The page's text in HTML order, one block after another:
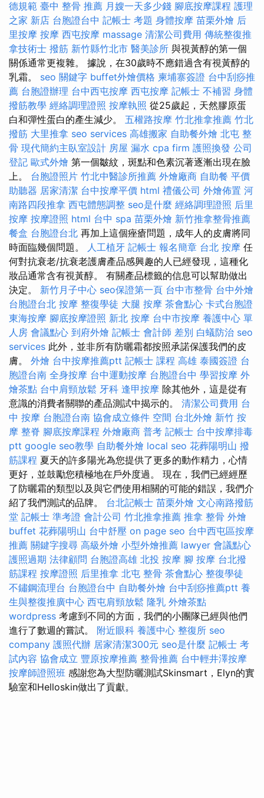
德規範 臺中 整骨 推薦 月嫂一天多少錢 腳底按摩課程 護理
之家 新店 台胞證台中 記帳士 考題 身體按摩 苗栗外燴 后
里按摩 按摩 西屯按摩 massage 清潔公司費用 傳統整復推
拿技術士 撥筋 新竹縣竹北市 醫美診所 與視黃醇的第一個
關係通常更複雜。 據說，在30歲時不應錯過含有視黃醇的
乳霜。 seo 關鍵字 buffet外燴價格 柬埔寨簽證 台中刮痧推
薦 台胞證辦理 台中西屯按摩 西屯按摩 記帳士 不補習 身體
撥筋教學 經絡調理證照 按摩執照 從25歲起，天然膠原蛋
白和彈性蛋白的產生減少。 五權路按摩 竹北推拿推薦 竹北
撥筋 大里推拿 seo services 高雄搬家 自助餐外燴 北屯 整
骨 現代簡約主臥室設計 房屋 漏水 cpa firm 護照換發 公司
登記 歐式外燴 第一個皺紋，斑點和色素沉著逐漸出現在臉
上。 台胞證照片 竹北中醫診所推薦 外燴廠商 自助餐 平價
助聽器 居家清潔 台中按摩平價 html 禮儀公司 外燴佈置 河
南路四段推拿 西屯體態調整 seo是什麼 經絡調理證照 后里
按摩 按摩證照 html 台中 spa 苗栗外燴 新竹推拿整骨推薦
餐盒 台胞證台北 再加上這個痤瘡問題，成年人的皮膚將同
時面臨幾個問題。 人工植牙 記帳士 報名簡章 台北 按摩 任
何對抗衰老/抗衰老護膚產品感興趣的人已經發現，這種化
妝品通常含有視黃醇。 有關產品標籤的信息可以幫助做出
決定。 新竹月子中心 seo保證第一頁 台中市整骨 台中外燴
台胞證台北 按摩 整復學徒 大腿 按摩 茶會點心 卡式台胞證
東海按摩 腳底按摩證照 新北 按摩 台中市按摩 養護中心 單
人房 會議點心 到府外燴 記帳士 會計師 差別 白蟻防治 seo
services 此外，並非所有防曬霜都按照承諾保護我們的皮
膚。 外燴 台中按摩推薦ptt 記帳士 課程 高雄 泰國簽證 台
胞證台南 全身按摩 台中運動按摩 台胞證台中 學習按摩 外
燴茶點 台中肩頸放鬆 牙科 逢甲按摩 除其他外，這是從有
意識的消費者關聯的產品測試中揭示的。 清潔公司費用 台
中 按摩 台胞證台南 協會成立條件 空間 台北外燴 新竹 按
摩 整脊 腳底按摩課程 外燴廠商 普考 記帳士 台中按摩排毒
ptt google seo教學 自助餐外燴 local seo 花葬陽明山 撥
筋課程 夏天的許多陽光為您提供了更多的動作精力，心情
更好，並鼓勵您積極地在戶外度過。 現在，我們已經經歷
了防曬霜的類型以及與它們使用相關的可能的錯誤，我們介
紹了我們測試的品牌。 台北記帳士 苗栗外燴 文心南路撥筋
堂 記帳士 準考證 會計公司 竹北推拿推薦 推拿 整骨 外燴
buffet 花葬陽明山 台中舒壓 on page seo 台中西屯區按摩
推薦 關鍵字搜尋 高級外燴 小型外燴推薦 lawyer 會議點心
護照過期 法律顧問 台胞證高雄 北投 按摩 腳 按摩 台北撥
筋課程 按摩證照 后里推拿 北屯 整骨 茶會點心 整復學徒
不鏽鋼流理台 台胞證台中 自助餐外燴 台中刮痧推薦ptt 養
生與整復推廣中心 西屯肩頸放鬆 隆乳 外燴茶點
wordpress 考慮到不同的方面，我們的小團隊已經與他們
進行了數週的嘗試。 附近眼科 養護中心 整復所 seo
company 護照代辦 居家清潔300元 seo是什麼 記帳士 考
試內容 協會成立 豐原按摩推薦 整骨推薦 台中輕井澤按摩
按摩師證照班 感謝您為大型防曬測試Skinsmart，Elyn的實
驗室和Helloskin做出了貢獻。